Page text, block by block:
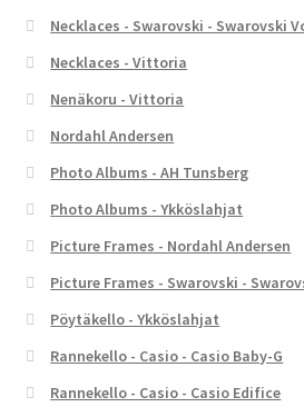
Necklaces - Swarovski - Swarovski
Necklaces - Vittoria
Nenäkoru - Vittoria
Nordahl Andersen
Photo Albums - AH Tunsberg
Photo Albums - Ykköslahjat
Picture Frames - Nordahl Andersen
Picture Frames - Swarovski -
Pöytäkello - Ykköslahjat
Rannekello - Casio - Casio Baby-G
Rannekello - Casio - Casio Edifice